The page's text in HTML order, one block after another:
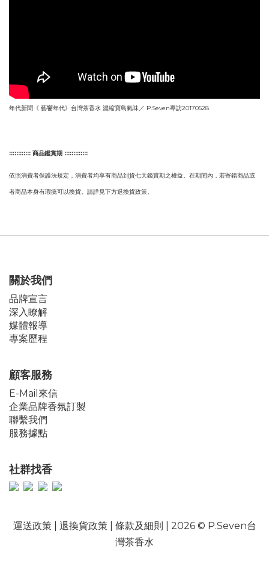
年代新聞《 藝饗年代》台灣茶香水 濃縮寶島氣味／ P.Seven專訪20170528
:::::::::::: 商品鑑賞期 :::::::::::::
依照消費者保護法規定，消費者均享有商品到貨七天鑑賞期之權益。在期間內，若寄錯商品或
者商品本身有瑕疵可以換貨。請詳見下方退換貨政策。
關於我們
品牌宣言
深入瞭解
媒體報導
專案歷程
顧客服務
E-Mail來信
企業品牌香氛訂製
聯繫我們
服務據點
社群找香
運送政策| 退換貨政策| 條款及細則 | 2026 © P.Seven台
灣茶香水